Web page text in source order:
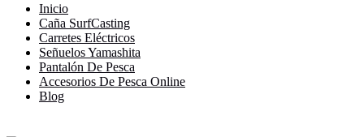
Inicio
Caña SurfCasting
Carretes Eléctricos
Señuelos Yamashita
Pantalón De Pesca
Accesorios De Pesca Online
Blog